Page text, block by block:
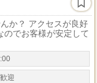
か？ アクセスが良好
のでお客様が安定して
迎